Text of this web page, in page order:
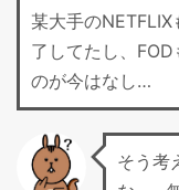
某大手の
了してたし、
のが今はなし…
そう考